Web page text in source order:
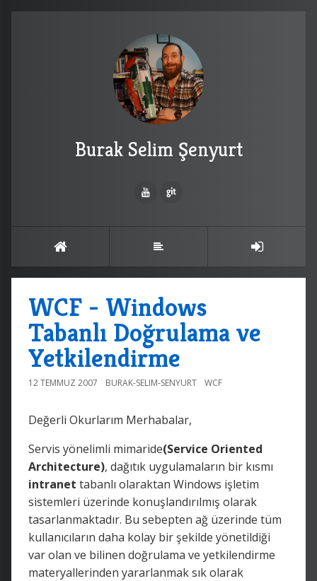
Burak Selim Şenyurt
WCF - Windows
Tabanlı Doğrulama ve
Yetkilendirme
12 TEMMUZ 2007 BURAK-SELIM-SENYURT WCF
Değerli Okurlarım Merhabalar,
Servis yönelimli mimaride(Service Oriented
Architecture), dağıtık uygulamaların bir kısmı
intranet tabanlı olaraktan Windows işletim
sistemleri üzerinde konuşlandırılmış olarak
tasarlanmaktadır. Bu sebepten ağ üzerinde tüm
kullanıcıların daha kolay bir şekilde yönetildiği
var olan ve bilinen doğrulama ve yetkilendirme
materyallerinden yararlanmak sık olarak